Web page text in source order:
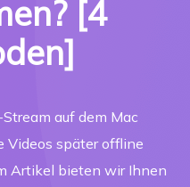
[4
auf dem Mac
Videos später offline
Artikel bieten wir Ihnen